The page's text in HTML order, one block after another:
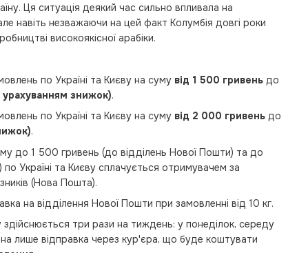
Ця ситуація деякий час сильно впливала на
навіть незважаючи на цей факт Колумбія довгі роки
високоякісної арабіки.
по Україні та Києву на суму від 1 500 гривень до
урахуванням знижок).
по Україні та Києву на суму від 2 000 гривень до
.
до 1 500 гривень (до відділень Нової Пошти) та до
Україні та Києву сплачується отримувачем за
(Нова Пошта).
на відділення Нової Пошти при замовленні від 10 кг.
три рази на тиждень: у понеділок, середу
лише відправка через кур'єра, що буде коштувати